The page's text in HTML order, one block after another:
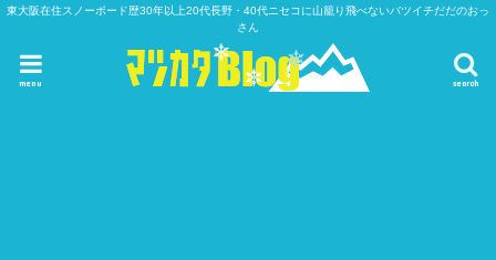
東大阪在住スノーボード歴30年以上20代長野・40代ニセコに山籠り飛べないバツイチだだのおっ
さん
search
menu